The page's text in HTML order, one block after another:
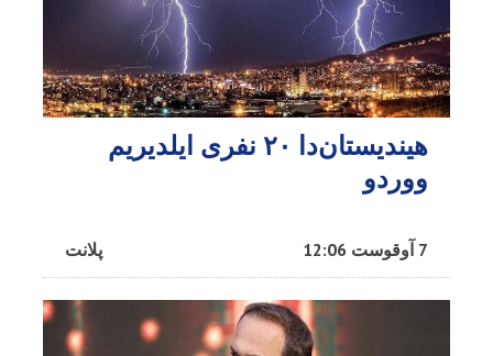
هیندیستان‌دا ۲۰ نفری ایلدیریم
ووردو
پلانت 7 آوقوست 12:06